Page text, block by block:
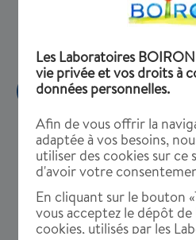
Coryzalia®
Les Laboratoires
vie privée et vos droits à
données personnelles.
Afin de vous offrir la
adaptée à vos besoins,
utiliser des cookies sur ce
d'avoir votre
En cliquant sur le bouton
vous acceptez le dépôt de
cookies, utilisés par les